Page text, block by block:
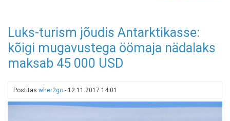
Luks-turism jõudis Antarktikasse:
kõigi mugavustega öömaja nädalaks
maksab 45 000 USD
Postitas wher2go - 12.11.2017 14:01